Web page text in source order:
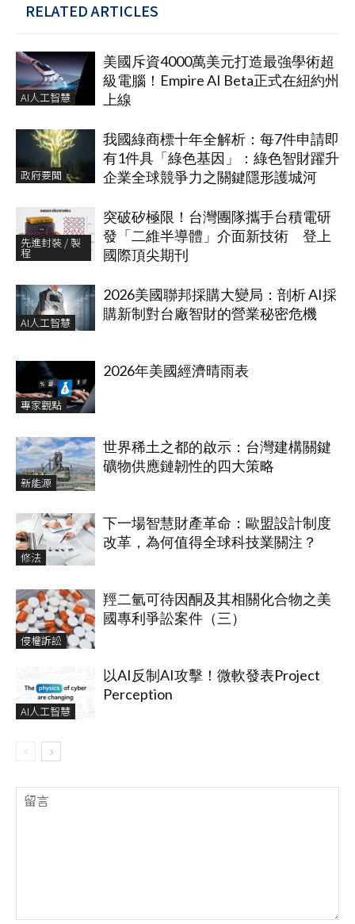
RELATED ARTICLES
AI人工智慧
美國斥資4000萬美元打造最強學術超
級電腦！Empire AI Beta正式在紐約州
上線
政府要聞
我國綠商標十年全解析：每7件申請即
有1件具「綠色基因」：綠色智財躍升
企業全球競爭力之關鍵隱形護城河
先進封裝 / 製
程
突破矽極限！台灣團隊攜手台積電研
發「二維半導體」介面新技術 登上
國際頂尖期刊
AI人工智慧
2026美國聯邦採購大變局：剖析 AI採
購新制對台廠智財的營業秘密危機
專家觀點
2026年美國經濟晴雨表
新能源
世界稀土之都的啟示：台灣建構關鍵
礦物供應鏈韌性的四大策略
修法
下一場智慧財產革命：歐盟設計制度
改革，為何值得全球科技業關注？
侵權訴訟
羥二氫可待因酮及其相關化合物之美
國專利爭訟案件（三）
AI人工智慧
以AI反制AI攻擊！微軟發表Project
Perception